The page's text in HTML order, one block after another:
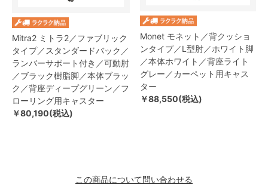
Mitra2 ミトラ2／ファブリック
タイプ／スタンダードバック／
ランバーサポート付き／可動肘
／ブラック樹脂脚／本体ブラッ
ク／背座ディープグリーン／フ
ローリング用キャスター
￥80,190(税込)
Monet モネット／背クッショ
ンタイプ／L型肘／ホワイト脚
／本体ホワイト／背座ライト
グレー／カーペット用キャス
ター
￥88,550(税込)
この商品について問い合わせる